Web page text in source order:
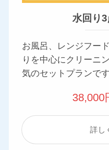
水回り3
お風呂、レンジフー
りを中心にクリーニ
気のセットプランです
38,000
詳し